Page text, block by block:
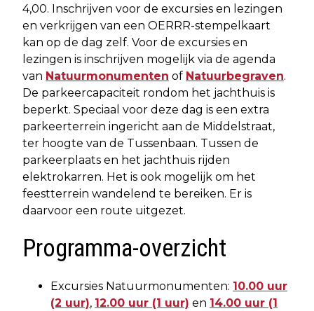
4,00. Inschrijven voor de excursies en lezingen
en verkrijgen van een OERRR-stempelkaart
kan op de dag zelf. Voor de excursies en
lezingen is inschrijven mogelijk via de agenda
van Natuurmonumenten of Natuurbegraven.
De parkeercapaciteit rondom het jachthuis is
beperkt. Speciaal voor deze dag is een extra
parkeerterrein ingericht aan de Middelstraat,
ter hoogte van de Tussenbaan. Tussen de
parkeerplaats en het jachthuis rijden
elektrokarren. Het is ook mogelijk om het
feestterrein wandelend te bereiken. Er is
daarvoor een route uitgezet.
Programma-overzicht
Excursies Natuurmonumenten: 10.00 uur
(2 uur), 12.00 uur (1 uur) en 14.00 uur (1